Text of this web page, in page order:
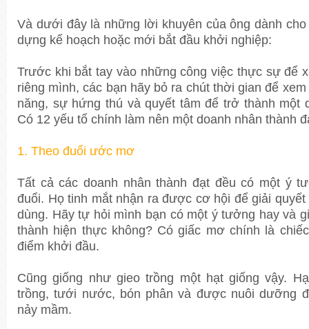
Và dưới đây là những lời khuyên của ông dành
dựng kế hoạch hoặc mới bắt đầu khởi nghiệp:
Trước khi bắt tay vào những công việc thực sự để
riêng mình, các bạn hãy bỏ ra chút thời gian để
năng, sự hứng thú và quyết tâm để trở thành một
Có 12 yếu tố chính làm nên một doanh nhân thành
1. Theo đuổi ước mơ
Tất cả các doanh nhân thành đạt đều có một ý
đuổi. Họ tinh mắt nhận ra được cơ hội để giải
dùng. Hãy tự hỏi mình bạn có một ý tưởng hay và
thành hiện thực không? Có giấc mơ chính là
điểm khởi đầu.
Cũng giống như gieo trồng một hạt giống vậy.
trồng, tưới nước, bón phân và được nuôi dưỡng
nảy mầm.